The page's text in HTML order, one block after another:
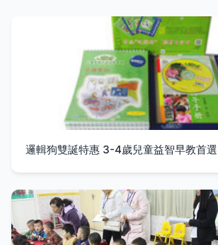
邏輯狗雙誕特惠 3-4歲兒童益智早教首選